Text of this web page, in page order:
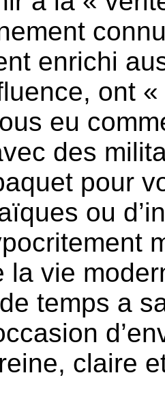
enrichi
ont
eu
des
pour
ou
la vie
temps a
claire